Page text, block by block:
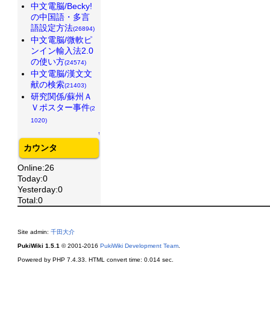
中文電脳/Becky!
の中国語・多言
語設定方法(26894)
中文電脳/微軟ピ
ンイン輸入法2.0
の使い方(24574)
中文電脳/漢文文
献の検索(21403)
研究関係/蘇州Ａ
Ｖポスター事件(2
1020)
↑
カウンタ
Online:26
Today:0
Yesterday:0
Total:0
Site admin: 千田大介
PukiWiki 1.5.1 © 2001-2016 PukiWiki Development Team.
Powered by PHP 7.4.33. HTML convert time: 0.014 sec.